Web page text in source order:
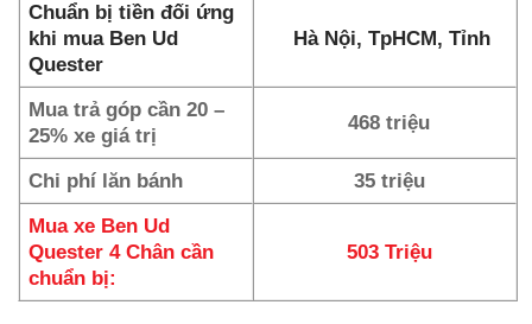
Chuẩn bị tiền đối ứng
khi mua Ben Ud
Quester
Hà Nội, TpHCM, Tỉnh
Mua trả góp cần 20 –
25% xe giá trị
468 triệu
Chi phí lăn bánh
35 triệu
Mua xe Ben Ud
Quester 4 Chân cần
chuẩn bị:
503 Triệu